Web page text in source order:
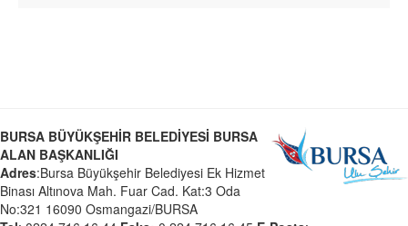
BURSA BÜYÜKŞEHİR BELEDİYESİ BURSA
ALAN BAŞKANLIĞI
Adres:Bursa Büyükşehir Belediyesi Ek Hizmet
Binası Altınova Mah. Fuar Cad. Kat:3 Oda
No:321 16090 Osmangazi/BURSA